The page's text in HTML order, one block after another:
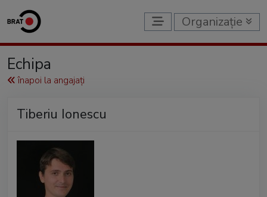
Organizație
Echipa
înapoi la angajați
Tiberiu Ionescu